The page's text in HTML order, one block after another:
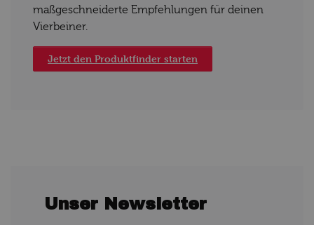
maßgeschneiderte Empfehlungen für deinen
Vierbeiner.
Jetzt den Produktfinder starten
Unser Newsletter